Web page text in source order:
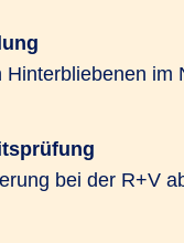
Hinterbliebenen im
bei der R+V